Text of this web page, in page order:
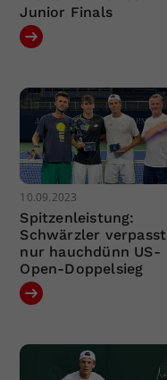
Junior Finals
10.09.2023
Spitzenleistung:
Schwärzler verpasst
nur hauchdünn US-
Open-Doppelsieg